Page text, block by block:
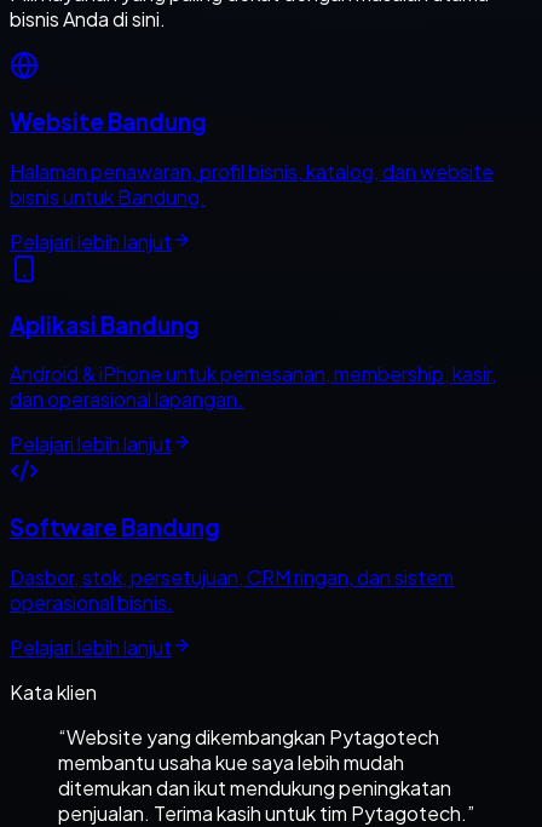
bisnis Anda di sini.
Website Bandung
Halaman penawaran, profil bisnis, katalog, dan website
bisnis untuk Bandung.
Pelajari lebih lanjut
Aplikasi Bandung
Android & iPhone untuk pemesanan, membership, kasir,
dan operasional lapangan.
Pelajari lebih lanjut
Software Bandung
Dasbor, stok, persetujuan, CRM ringan, dan sistem
operasional bisnis.
Pelajari lebih lanjut
Kata klien
“Website yang dikembangkan Pytagotech
membantu usaha kue saya lebih mudah
ditemukan dan ikut mendukung peningkatan
penjualan. Terima kasih untuk tim Pytagotech.”